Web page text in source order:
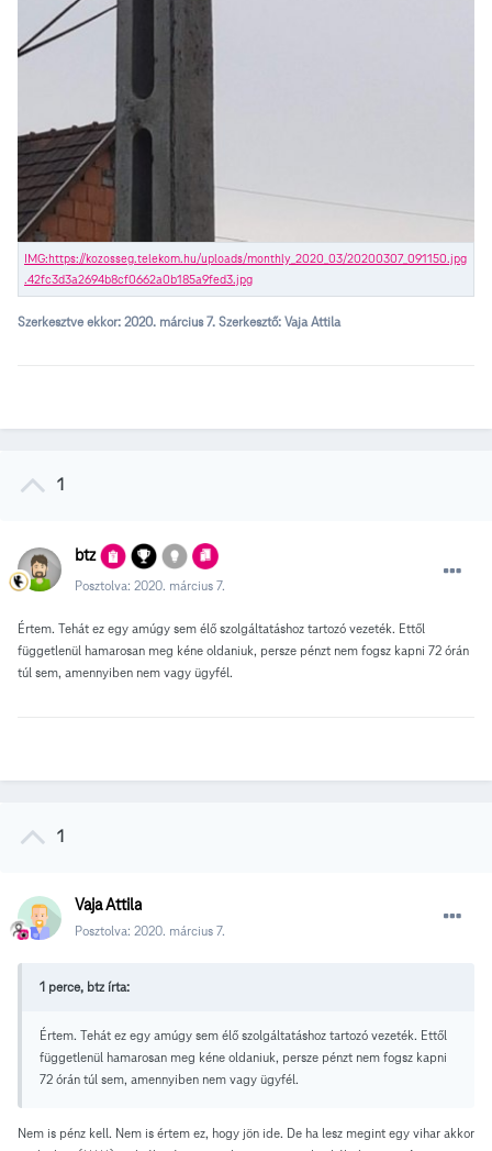
Szerkesztve ekkor: 2020. március 7. Szerkesztő: Vaja Attila
1
btz
Posztolva: 2020. március 7.
Értem. Tehát ez egy amúgy sem élő szolgáltatáshoz tartozó vezeték. Ettől
függetlenül hamarosan meg kéne oldaniuk, persze pénzt nem fogsz kapni 72 órán
túl sem, amennyiben nem vagy ügyfél.
1
Vaja Attila
Posztolva: 2020. március 7.
1 perce, btz írta:
Értem. Tehát ez egy amúgy sem élő szolgáltatáshoz tartozó vezeték. Ettől
függetlenül hamarosan meg kéne oldaniuk, persze pénzt nem fogsz kapni
72 órán túl sem, amennyiben nem vagy ügyfél.
Nem is pénz kell. Nem is értem ez, hogy jön ide. De ha lesz megint egy vihar akkor